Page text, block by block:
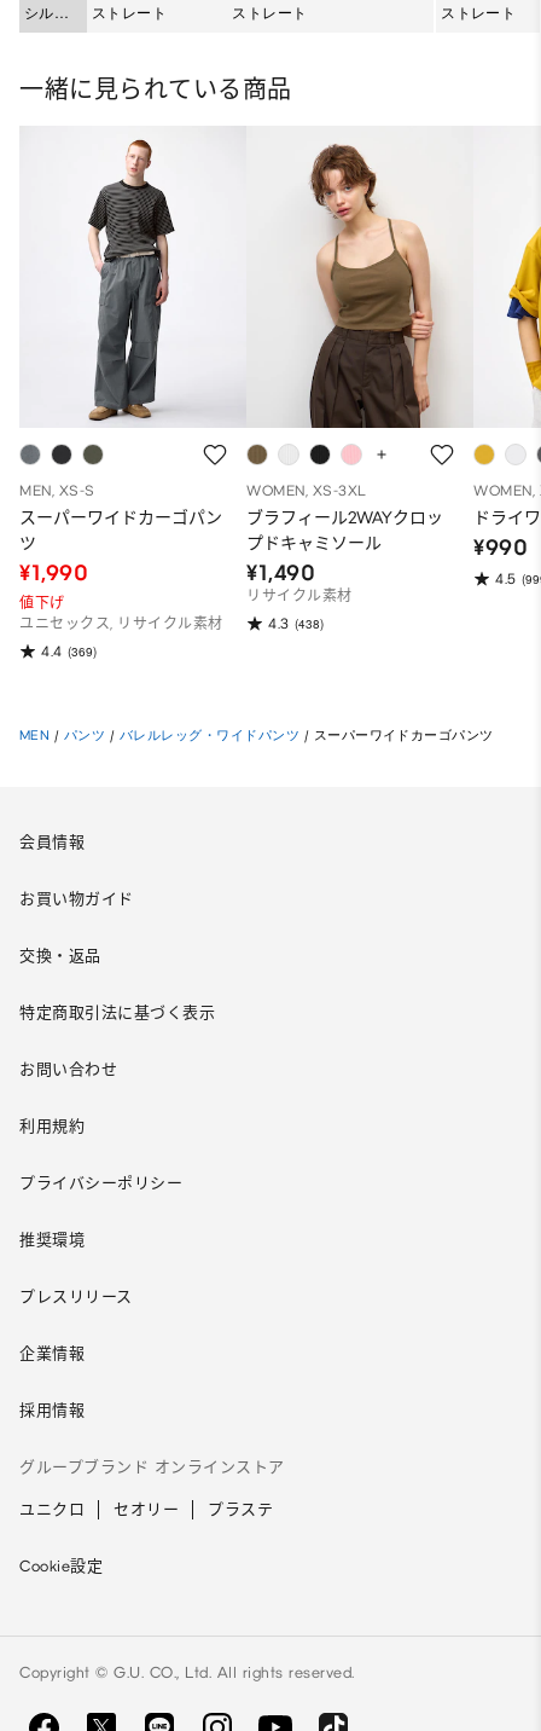
シルエ
ット
ストレート ストレート ストレート
一緒に見られている商品
MEN, XS-S
スーパーワイドカーゴパン
ツ
¥1,990
値下げ
ユニセックス, リサイクル素材
4.4 (369)
WOMEN, XS-3XL
ブラフィール2WAYクロッ
プドキャミソール
¥1,490
リサイクル素材
4.3 (438)
WOMEN,
ドライ
¥990
4.5
MEN / パンツ / バレルレッグ・ワイドパンツ / スーパーワイドカーゴパンツ
会員情報
お買い物ガイド
交換・返品
特定商取引法に基づく表示
お問い合わせ
利用規約
プライバシーポリシー
推奨環境
プレスリリース
企業情報
採用情報
グループブランド オンラインストア
ユニクロ セオリー プラステ
Cookie設定
Copyright © G.U. CO., Ltd. All rights reserved.